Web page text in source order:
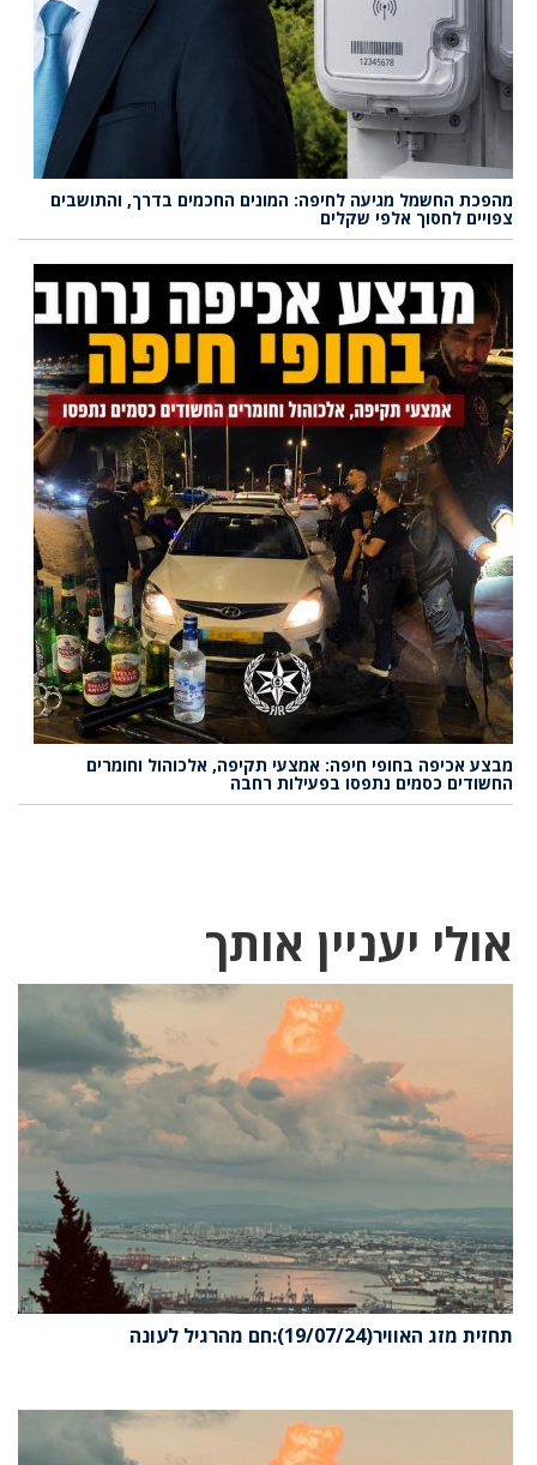
מהפכת החשמל מגיעה לחיפה: המונים החכמים בדרך, והתושבים
צפויים לחסוך אלפי שקלים
מבצע אכיפה בחופי חיפה: אמצעי תקיפה, אלכוהול וחומרים
החשודים כסמים נתפסו בפעילות רחבה
אולי יעניין אותך
תחזית מזג האוויר(19/07/24):חם מהרגיל לעונה